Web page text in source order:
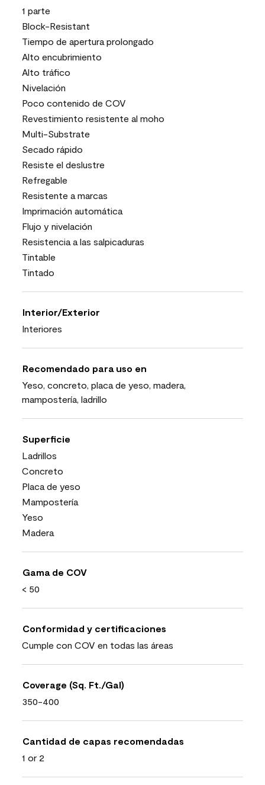
1 parte
Block-Resistant
Tiempo de apertura prolongado
Alto encubrimiento
Alto tráfico
Nivelación
Poco contenido de COV
Revestimiento resistente al moho
Multi-Substrate
Secado rápido
Resiste el deslustre
Refregable
Resistente a marcas
Imprimación automática
Flujo y nivelación
Resistencia a las salpicaduras
Tintable
Tintado
Interior/Exterior
Interiores
Recomendado para uso en
Yeso, concreto, placa de yeso, madera,
mampostería, ladrillo
Superficie
Ladrillos
Concreto
Placa de yeso
Mampostería
Yeso
Madera
Gama de COV
< 50
Conformidad y certificaciones
Cumple con COV en todas las áreas
Coverage (Sq. Ft./Gal)
350-400
Cantidad de capas recomendadas
1 or 2